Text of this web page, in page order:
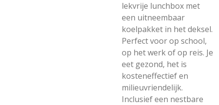
lekvrije lunchbox met
een uitneembaar
koelpakket in het deksel.
Perfect voor op school,
op het werk of op reis. Je
eet gezond, het is
kosteneffectief en
milieuvriendelijk.
Inclusief een nestbare